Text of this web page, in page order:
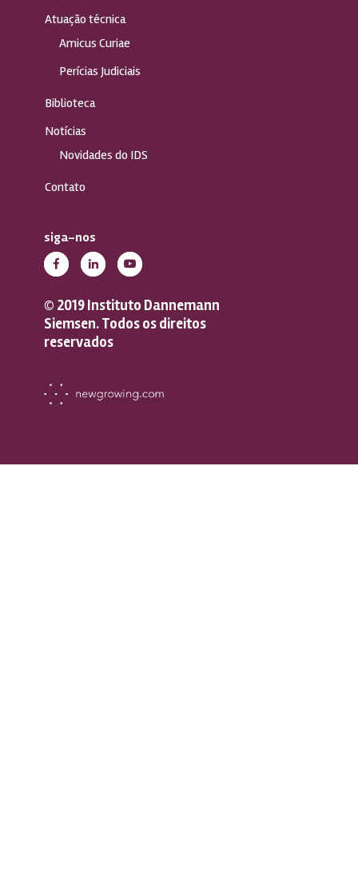
Atuação técnica
Amicus Curiae
Perícias Judiciais
Biblioteca
Notícias
Novidades do IDS
Contato
siga-nos
© 2019 Instituto Dannemann
Siemsen. Todos os direitos
reservados